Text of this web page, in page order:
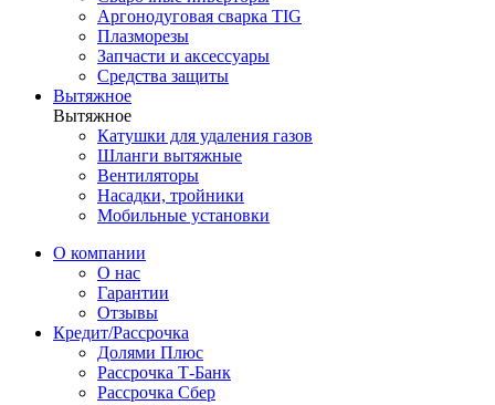
Аргонодуговая сварка TIG
Плазморезы
Запчасти и аксессуары
Средства защиты
Вытяжное
Вытяжное
Катушки для удаления газов
Шланги вытяжные
Вентиляторы
Насадки, тройники
Мобильные установки
О компании
О нас
Гарантии
Отзывы
Кредит/Рассрочка
Долями Плюс
Рассрочка Т-Банк
Рассрочка Сбер